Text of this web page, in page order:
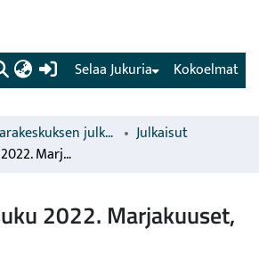
(current) Kokoelmat
Selaa Jukuria
Luonnonvarakeskuksen julkaisut
Julkaisut
Vuoden puusuku 2022. Marjakuuset, Taxus
2022. Marjakuuset,